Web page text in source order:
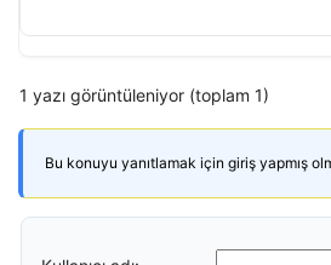
1 yazı görüntüleniyor (toplam 1)
Bu konuyu yanıtlamak için giriş yapmış